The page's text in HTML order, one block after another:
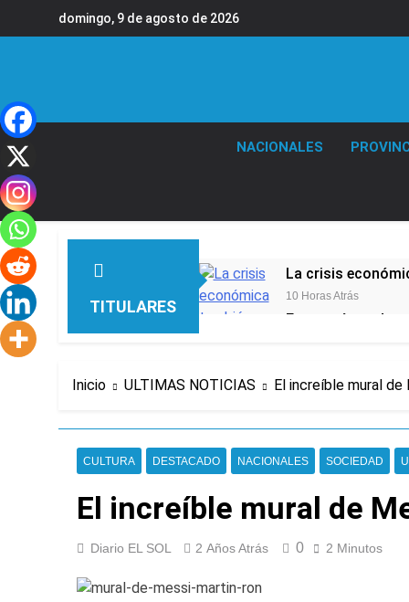
domingo, 9 de agosto de 2026
NACIONALES
TITULARES
La crisis
10 Horas Atrás
Economía en dos
21 Horas Atrás
22 Horas Atrás
La CGT y las dos
La noche del Afro
La Diócesis de
Inicio ULTIMAS NOTICIAS El increíble mural de
CULTURA DESTACADO NACIONALES SOCIEDAD
El increíble mural de
Diario EL SOL 2 Años Atrás 0 2 Minutos